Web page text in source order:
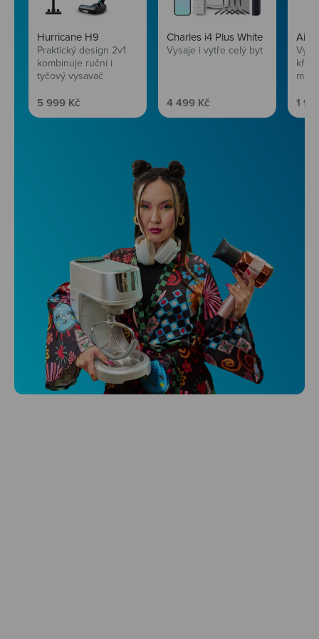
Hurricane H9
Praktický design 2v1
kombinuje ruční i
tyčový vysavač
Prodejní cena
5 999 Kč
Charles i4 Plus White
Vysaje i vytře celý byt
Prodejní cena
4 499 Kč 1
Niceboy ONE Ultra
Hlídá ti zdraví, spánek i pohyb a ještě k
tomu platí.